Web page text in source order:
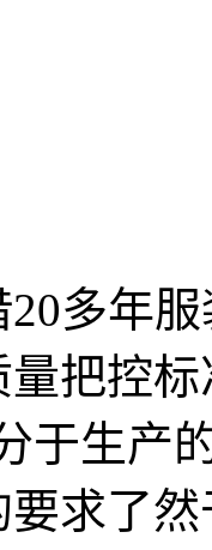
20多年
把控
于生产
求了